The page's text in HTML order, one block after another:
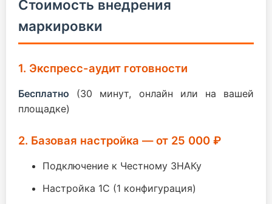
Стоимость внедрения
маркировки
1. Экспресс-аудит готовности
Бесплатно (30 минут, онлайн или на вашей
площадке)
2. Базовая настройка — от 25 000 ₽
Подключение к Честному ЗНАКу
Настройка 1С (1 конфигурация)